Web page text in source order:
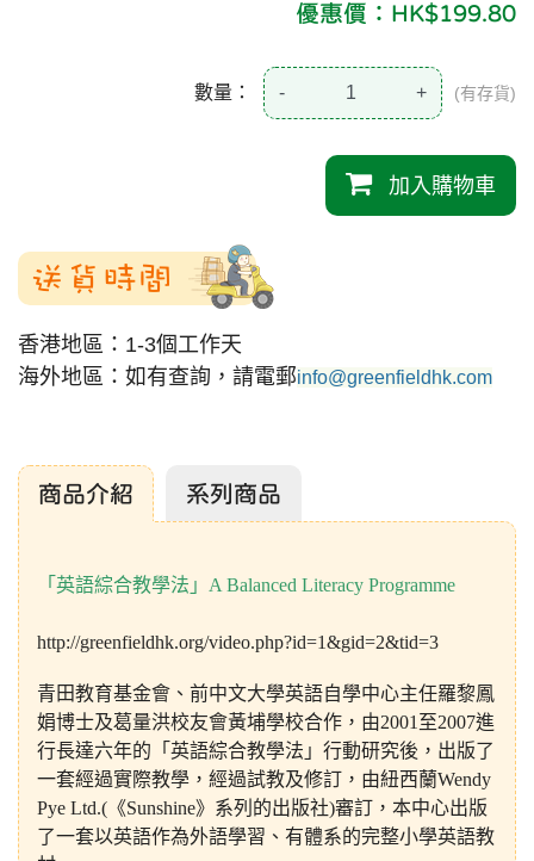
優惠價：HK$199.80
數量： - + (有存貨)
加入購物車
送貨時間
香港地區：1-3個工作天
海外地區：如有查詢，請電郵info@greenfieldhk.com
商品介紹 系列商品
「英語綜合教學法」 A Balanced Literacy Programme
http://greenfieldhk.org/video.php?id=1&gid=2&tid=3
青田教育基金會、前中文大學英語自學中心主任羅黎鳳
娟博士及葛量洪校友會黃埔學校合作，由2001 至2007進
行長達六年的「英語綜合教學法」行動研究後，出版了
一套經過實際教學，經過試教及修訂，由紐西蘭Wendy
Pye Ltd.( 《Sunshine》系列的出版社)審訂，本中心出版
了一套以英語作為外語學習、有體系的完整小學英語教